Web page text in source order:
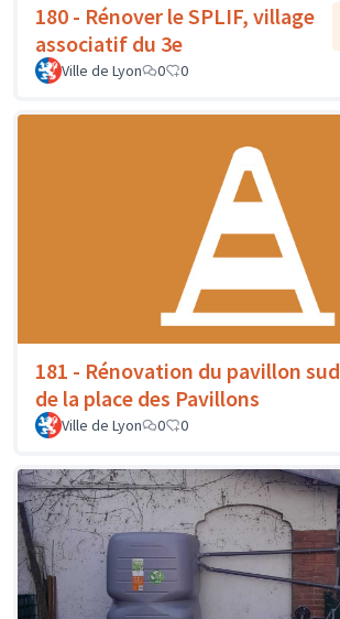
180 - Rénover le SPLIF, village
associatif du 3e
Ville de Lyon
0 0
181 - Rénovation du pavillon sud
de la place des Pavillons
Ville de Lyon
0 0